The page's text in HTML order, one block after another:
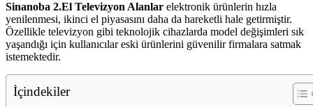
Sinanoba 2.El Televizyon Alanlar elektronik ürünlerin hızla
yenilenmesi, ikinci el piyasasını daha da hareketli hale getirmiştir.
Özellikle televizyon gibi teknolojik cihazlarda model değişimleri sık
yaşandığı için kullanıcılar eski ürünlerini güvenilir firmalara satmak
istemektedir.
İçindekiler